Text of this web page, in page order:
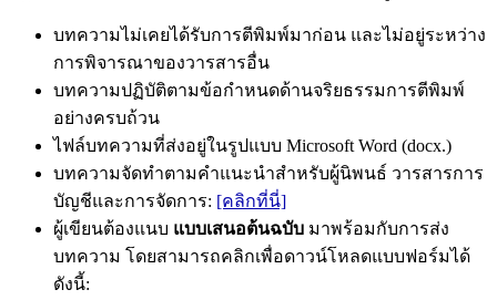
บทความไม่เคยได้รับการตีพิมพ์มาก่อน และไม่อยู่ระหว่าง
การพิจารณาของวารสารอื่น
บทความปฏิบัติตามข้อกำหนดด้านจริยธรรมการตีพิมพ์
อย่างครบถ้วน
ไฟล์บทความที่ส่งอยู่ในรูปแบบ Microsoft Word (docx.)
บทความจัดทำตามคำแนะนำสำหรับผู้นิพนธ์ วารสารการ
บัญชีและการจัดการ: [คลิกที่นี่]
ผู้เขียนต้องแนบ แบบเสนอต้นฉบับ มาพร้อมกับการส่ง
บทความ โดยสามารถคลิกเพื่อดาวน์โหลดแบบฟอร์มได้
ดังนี้: